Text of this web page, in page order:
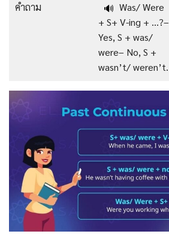
คำถาม 🔊 Was/ Were
+ S+ V-ing + …?–
Yes, S + was/
were– No, S +
wasn’t/ weren’t.